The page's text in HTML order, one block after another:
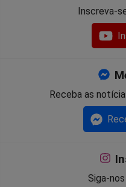
Inscreva-
Receba as
Siga-